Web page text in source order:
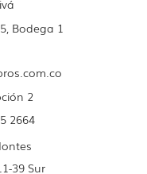
Bodega 1
2
2664
39 Sur